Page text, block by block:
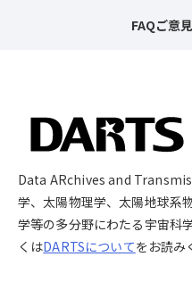
FAQご意見
Data ARchives and
学、太陽物理学、太陽地球系
学等の多分野にわたる宇宙科
くはDARTSについてをお読み